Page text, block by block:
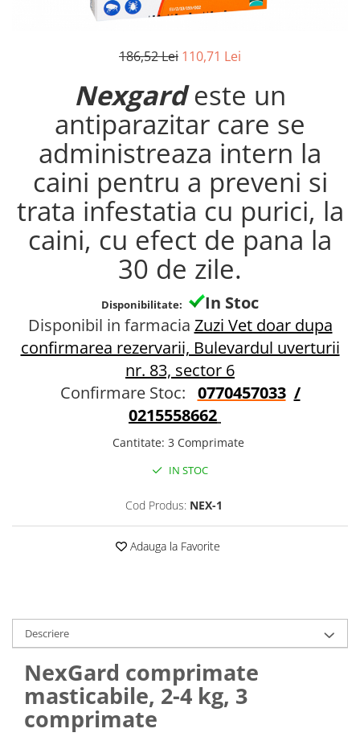
Antiparazitare interne si externe
Suplimente nutritive, vitamine
Lapte Caini
Hrana economica caini
Accesorii caini
Botnite
Castroane si boluri pentru apa si
mancare
Custi transport - Caini
Hamuri, Lese si Zgarzi
Paturi, perne si cosuri pentru caini
Igiena si ingrijire caini
Sampoane si Balsamuri
Servetele Umede
Solutii Atractante si repelente
Antiparazitare interne si externe
Suplimente nutritive, vitamine
Igiena si ingrijire pisici
Asternut litiera / Nisip / Silicat
Curatare Ochi
Igiena Interior
Igiena Pisici
Perii si descalcitoare pisici
Sampoane si Balsamuri
Solutii Atractante si repelente
Ansambluri de joaca, sisaluri
Castroane si boluri pentru apa si
mancare
Custi transport - Pisici
Jucarii Pisici
Lese, Hamuri si Zgarzi
Paturi, perne si cosuri pentru pisici
186,52 Lei 110,71 Lei
Nexgardeste un
antiparazitar care se
administreaza intern la
caini pentru a preveni si
trata infestatia cu purici, la
caini, cu efect de pana la
30 de zile.
Disponibilitate:
In Stoc
Disponibil in farmacia Zuzi Vet doar dupa
confirmarea rezervarii, Bulevardul uverturii
nr. 83, sector 6
Confirmare Stoc: 0770457033 /
0215558662
Cantitate: 3 Comprimate
IN STOC
Cod Produs: NEX-1
Adauga la Favorite
Descriere
NexGard comprimate
masticabile, 2-4 kg, 3
comprimate